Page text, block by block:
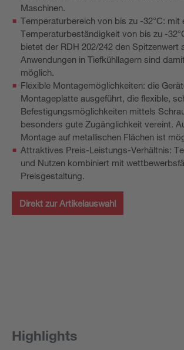
Maschinen.
Temperaturbereich von bis zu -32°C: mit
Temperaturbeständigkeit von bis zu -
bietet der RDH 202/242 den Spitzenwert
Anwendungen in Tiefkühllagern sind
möglich.
Flexible Montagemöglichkeiten: die
Montageplatte ausgeführt, die flexible,
Befestigungsmöglichkeiten mittels
besonders gute Zugänglichkeit vereint.
Montage auf metallischen Flächen ist
Attraktives Preis-Leistungs-Verhältnis:
und Nutzen kombiniert mit
Preisgestaltung.
Direkt zur Artikelauswahl
Highlights